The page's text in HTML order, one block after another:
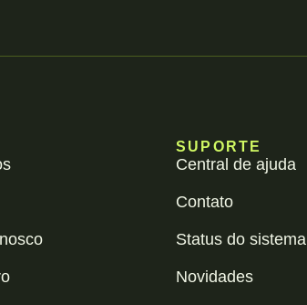
SUPORTE
Central de ajuda
Contato
Status do sistema
Novidades